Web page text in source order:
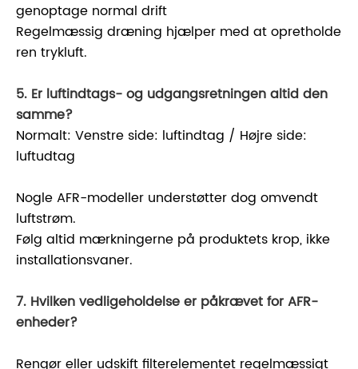
genoptage normal drift
Regelmæssig dræning hjælper med at opretholde
ren trykluft.
5. Er luftindtags- og udgangsretningen altid den
samme?
Normalt: Venstre side: luftindtag / Højre side:
luftudtag
Nogle AFR-modeller understøtter dog omvendt
luftstrøm.
Følg altid mærkningerne på produktets krop, ikke
installationsvaner.
7. Hvilken vedligeholdelse er påkrævet for AFR-
enheder?
Rengør eller udskift filterelementet regelmæssigt